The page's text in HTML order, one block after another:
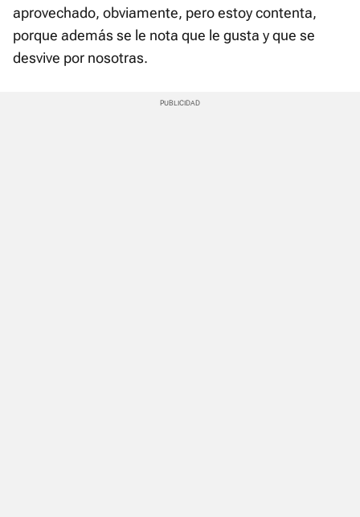
aprovechado, obviamente, pero estoy contenta,
porque además se le nota que le gusta y que se
desvive por nosotras.